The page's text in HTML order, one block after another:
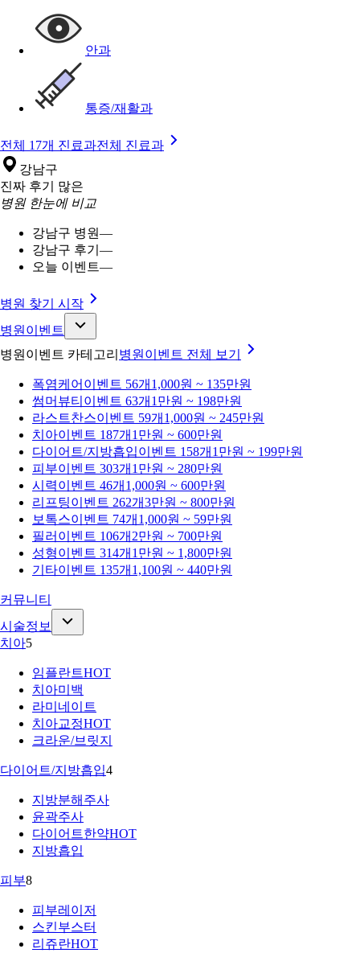
안과
통증/재활과
전체 17개 진료과전체 진료과
강남구
진짜 후기 많은
병원 한눈에 비교
강남구 병원—
강남구 후기 —
오늘 이벤트—
병원 찾기 시작
병원이벤트
병원이벤트 카테고리 병원이벤트 전체 보기
폭염케어 이벤트 56개 1,000원 ~ 135만원
썸머뷰티 이벤트 63개 1만원 ~ 198만원
라스트찬스이벤트 59개 1,000원 ~ 245만원
치아이벤트 187개 1만원 ~ 600만원
다이어트/지방흡입이벤트 158개 1만원 ~ 199만원
피부이벤트 303개 1만원 ~ 280만원
시력이벤트 46개 1,000원 ~ 600만원
리프팅이벤트 262개3만원 ~ 800만원
보톡스이벤트 74개 1,000원 ~ 59만원
필러 이벤트 106개 2만원 ~ 700만원
성형이벤트 314개 1만원 ~ 1,800만원
기타이벤트 135개 1,100원 ~ 440만원
커뮤니티
시술정보
치아5
임플란트HOT
치아미백
라미네이트
치아교정HOT
크라운/브릿지
다이어트/지방흡입4
지방분해주사
윤곽주사
다이어트한약HOT
지방흡입
피부8
피부레이저
스킨부스터
리쥬란HOT